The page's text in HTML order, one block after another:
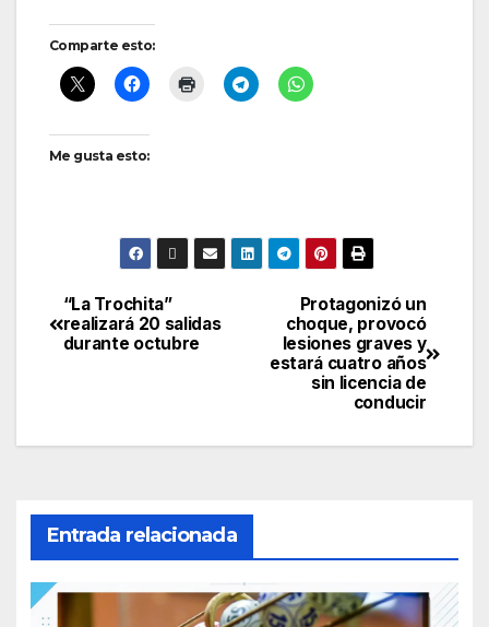
Comparte esto:
Me gusta esto:
Navegación
de
Protagonizó un
choque, provocó
lesiones graves y
estará cuatro años
sin licencia de
conducir
“La Trochita”
realizará 20 salidas
durante octubre
Entrada relacionada